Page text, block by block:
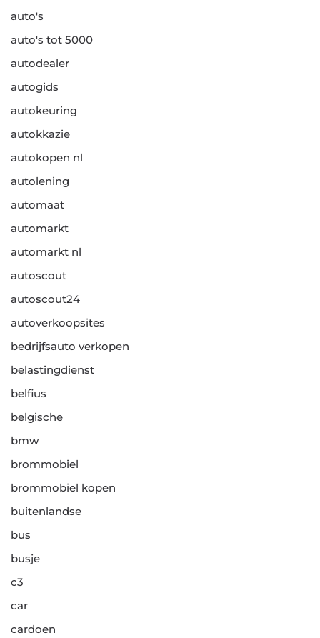
auto's
auto's tot 5000
autodealer
autogids
autokeuring
autokkazie
autokopen nl
autolening
automaat
automarkt
automarkt nl
autoscout
autoscout24
autoverkoopsites
bedrijfsauto verkopen
belastingdienst
belfius
belgische
bmw
brommobiel
brommobiel kopen
buitenlandse
bus
busje
c3
car
cardoen